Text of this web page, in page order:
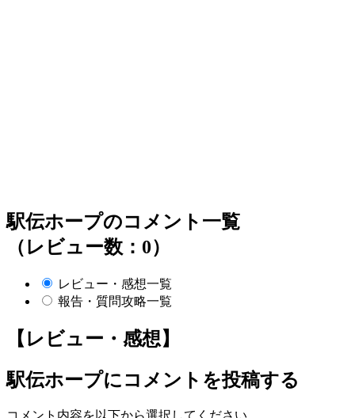
駅伝ホープのコメント一覧
（レビュー数：0）
レビュー・感想一覧
報告・質問攻略一覧
【レビュー・感想】
駅伝ホープにコメントを投稿する